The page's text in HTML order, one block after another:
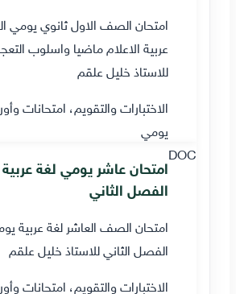
امتحان الصف الاول ثانوي يومي
عربية الاعلام ماضيا واسلوب
للاستاذ خليل علقم
الاختبارات والتقويم، امتحانات
يومي
DOC
امتحان عاشر يومي لغة عربية
الفصل الثاني
امتحان الصف العاشر لغة عربية
الفصل الثاني للاستاذ خليل علقم
الاختبارات والتقويم، امتحانات